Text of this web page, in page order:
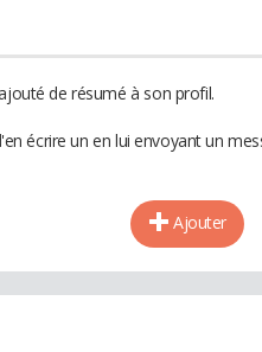
de résumé à son profil.
écrire un en lui envoyant un
Ajouter